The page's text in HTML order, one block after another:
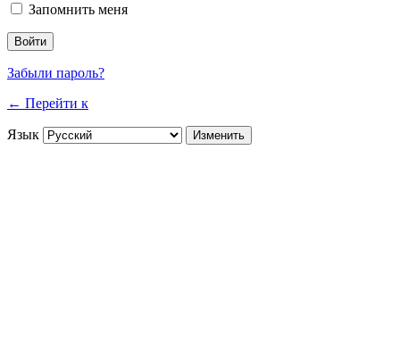
Запомнить меня
Забыли пароль?
← Перейти к
Язык